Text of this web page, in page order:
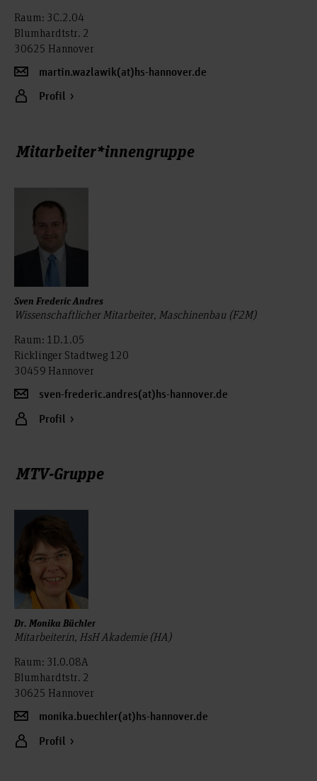
Raum: 3C.2.04
Blumhardtstr. 2
30625 Hannover
martin.wazlawik(at)hs-hannover.de
Profil
Mitarbeiter*innengruppe
Sven Frederic Andres
Wissenschaftlicher Mitarbeiter, Maschinenbau (F2M)
Raum: 1D.1.05
Ricklinger Stadtweg 120
30459 Hannover
sven-frederic.andres(at)hs-hannover.de
Profil
MTV-Gruppe
Dr. Monika Büchler
Mitarbeiterin, HsH Akademie (HA)
Raum: 3I.0.08A
Blumhardtstr. 2
30625 Hannover
monika.buechler(at)hs-hannover.de
Profil